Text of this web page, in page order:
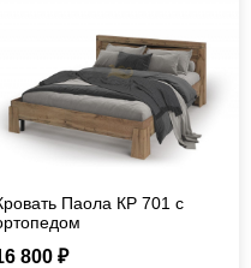
Паола КР 701 с
800 ₽